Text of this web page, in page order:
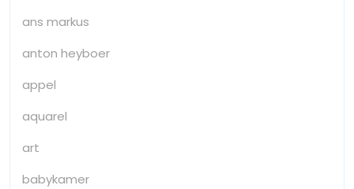
ans markus
anton heyboer
appel
aquarel
art
babykamer